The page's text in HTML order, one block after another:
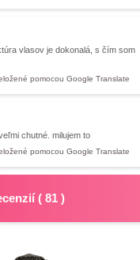
vlasov je dokonalá, s čím som
pomocou Google Translate
chutné. milujem to
pomocou Google Translate
( 81)